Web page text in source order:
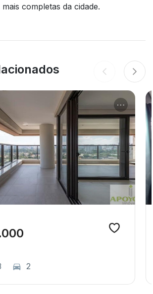
completas da cidade.
2